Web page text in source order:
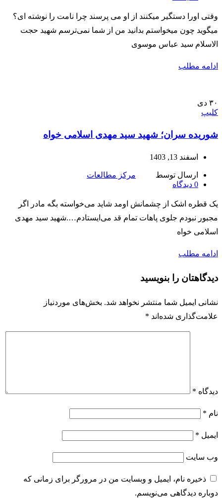
وقتی اورا دستگیر میکنند از او می پرسند چرا نامت را نوشته ای؟
میگوید چون میخواستم بدانید من از شما نمی‌ترسم شهید حجت
الاسلام سید عباس موسوی
ادامه مطلب
۳۰ دی
کلیپ
شوریده سران؛ شهید سید مهدی اسلامی خواه
اسفند 13, 1403
ارسال توسط
مرکز مطالعات
0 دیدگاه
یک قطره اشک از چشمانش اومد شاید می‌خواسته بگه مادر اگر
مجبور نبودم جلوی پاهات تمام قد می‌ایستادم….شهید سید مهدی
اسلامی خواه
ادامه مطلب
دیدگاهتان را بنویسید
نشانی ایمیل شما منتشر نخواهد شد. بخش‌های موردنیاز
علامت‌گذاری شده‌اند *
دیدگاه *
نام *
ایمیل *
وب‌ سایت
ذخیره نام، ایمیل و وبسایت من در مرورگر برای زمانی که
دوباره دیدگاهی می‌نویسم.